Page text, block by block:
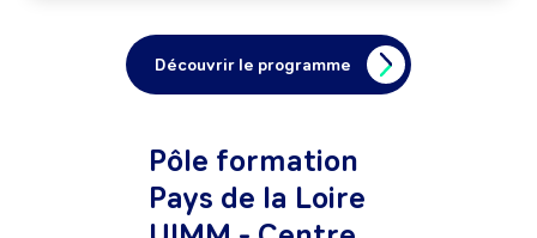
Découvrir le programme
Pôle formation
Pays de la Loire